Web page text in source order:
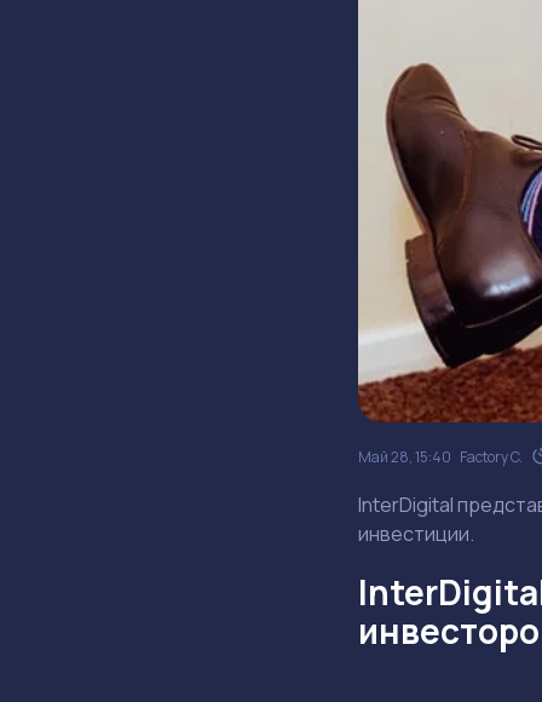
Май 28, 15:40 Factory C.
InterDigital
инвестиции.